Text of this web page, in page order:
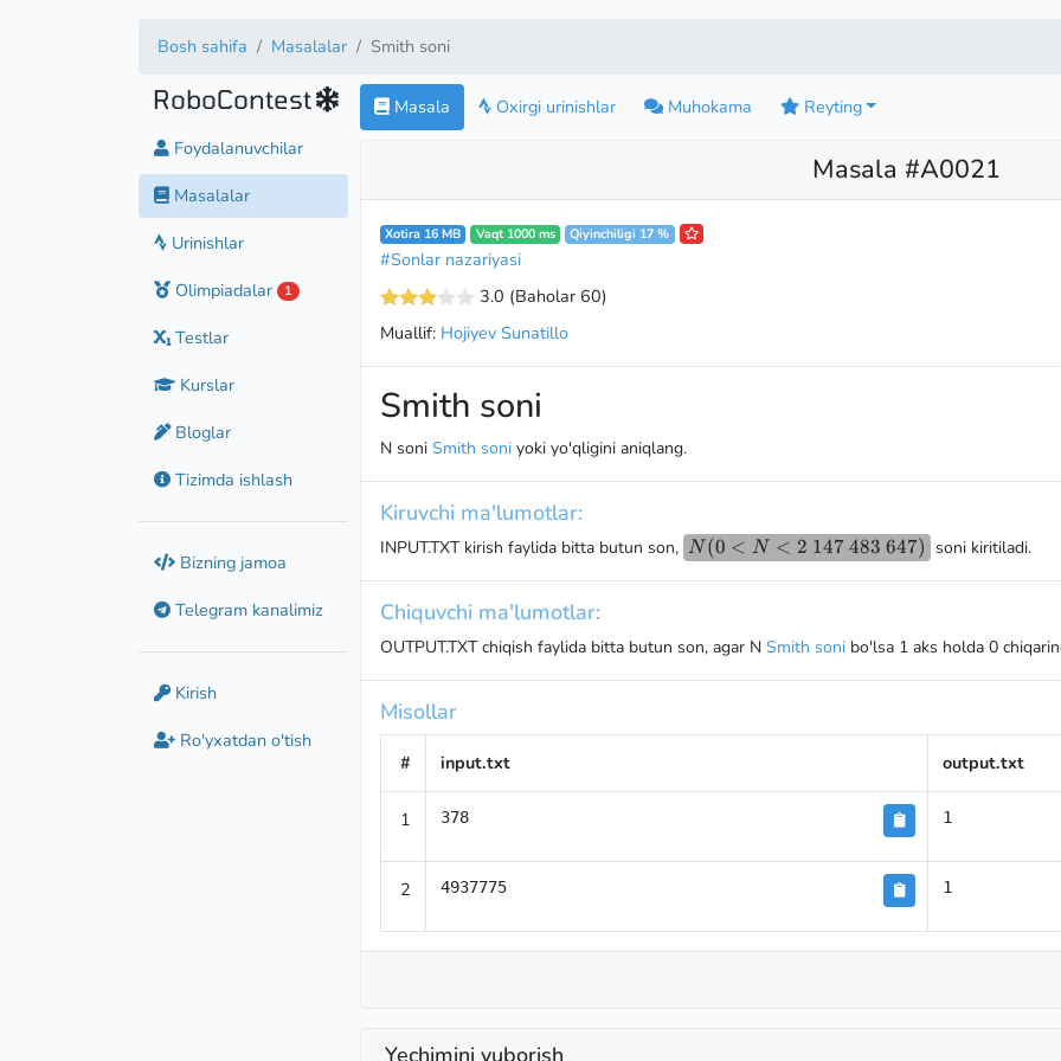
Bosh sahifa Masalalar Smith soni
RoboContest
Foydalanuvchilar
Masalalar
Urinishlar
Olimpiadalar
1
Testlar
Kurslar
Bloglar
Tizimda ishlash
Bizning jamoa
Telegram kanalimiz
Kirish
Ro'yxatdan o'tish
Masala Oxirgi urinishlar Muhokama Reyting
Masala #A0021
Xotira 16 MB Vaqt 1000 ms Qiyinchiligi 17 %
#Sonlar nazariyasi
3.0 (Baholar 60)
Muallif: Hojiyev Sunatillo
Smith soni
N soni Smith soniyoki yo'qligini aniqlang.
Kiruvchi ma'lumotlar:
INPUT.TXT kirish faylida bitta butun son, N (0 <N
647)
N (0 < N < 2 147 483 647) soni kiritiladi.
Chiquvchi ma'lumotlar:
OUTPUT.TXT chiqish faylida bitta butun son, agar N Smith sonibo'lsa 1 aks holda 0
Misollar
# input.txt output.txt
1 378 1
2 4937775 1
Yechimini yuborish